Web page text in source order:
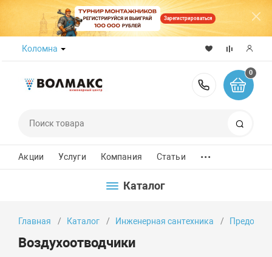
Зарегистрироваться
Коломна
8 (800)
0
Акции Услуги Компания Статьи ...
Каталог
Главная Каталог Инженерная сантехника
Воздухоотводчики